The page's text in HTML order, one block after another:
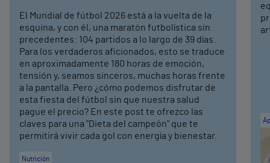
El Mundial de fútbol 2026 está a la vuelta de la
esquina, y con él, una maratón futbolística sin
precedentes: 104 partidos a lo largo de 39 días.
Para los verdaderos aficionados, esto se traduce
en aproximadamente 180 horas de emoción,
tensión y, seamos sinceros, muchas horas frente
a la pantalla. Pero ¿cómo podemos disfrutar de
esta fiesta del fútbol sin que nuestra salud
pague el precio? En este post te ofrezco las
claves para una "Dieta del campeón" que te
permitirá vivir cada gol con energía y bienestar.
Nutrición